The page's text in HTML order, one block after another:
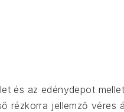
és az edénydepot
rézkorra jellemző